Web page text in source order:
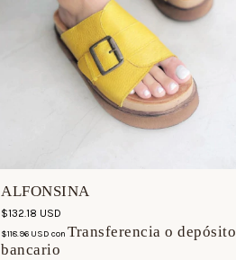
ALFONSINA
$132.18 USD
$118.96 USD con Transferencia o depósito
bancario